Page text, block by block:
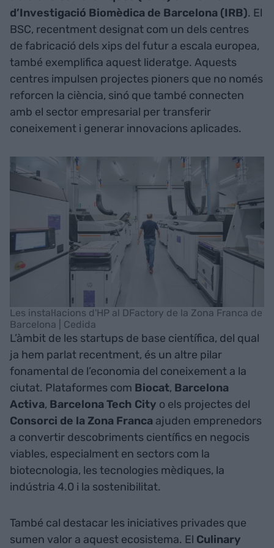
d’Investigació Biomèdica de Barcelona (IRB). El
BSC, recentment designat com un dels centres
de fabricació dels xips del futur a escala europea,
també exemplifica aquest lideratge. Aquests
centres impulsen projectes pioners que no només
reforcen la ciència, sinó que també connecten
amb el sector empresarial per transferir
coneixement i generar innovacions aplicades.
Les instal·lacions d'HP al DFactory de la Zona Franca de
Barcelona | Cedida
L’àmbit de les startups de base científica, del qual
ja hem parlat recentment, és un altre pilar
fonamental de l’economia del coneixement a la
ciutat. Plataformes com Biocat, Barcelona
Activa, Barcelona Tech City o els projectes del
Consorci de la Zona Franca ajuden emprenedors
a convertir descobriments científics en negocis
viables, especialment en sectors com la
biotecnologia, les tecnologies mèdiques, la
indústria 4.0 i la sostenibilitat.
També cal destacar les iniciatives privades que
sumen valor a aquest ecosistema. El Culinary